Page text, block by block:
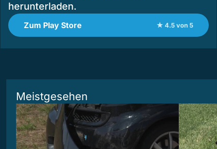
herunterladen.
Zum Play Store ★ 4.5 von 5
Meistgesehen